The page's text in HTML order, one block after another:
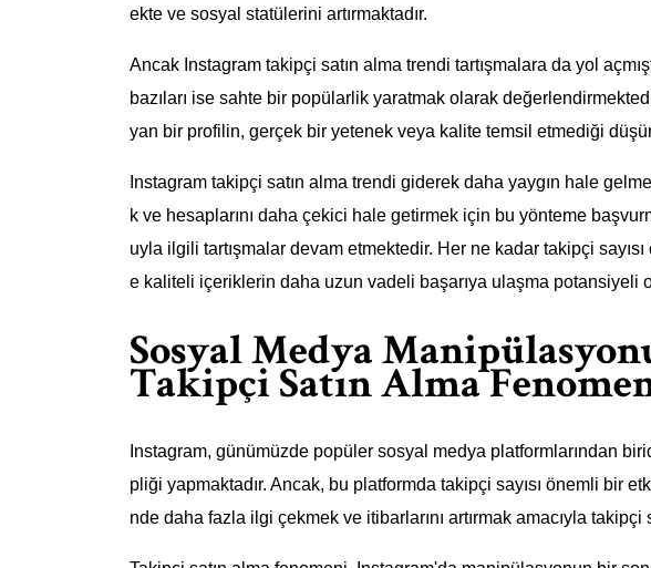
ekte ve sosyal statülerini artırmaktadır.
Ancak Instagram takipçi satın alma trendi tartışmalara da yol
bazıları ise sahte bir popülarlik yaratmak olarak
yan bir profilin, gerçek bir yetenek veya kalite temsil etmediği
Instagram takipçi satın alma trendi giderek daha yaygın hale
k ve hesaplarını daha çekici hale getirmek için bu yönteme
uyla ilgili tartışmalar devam etmektedir. Her ne kadar takipçi
e kaliteli içeriklerin daha uzun vadeli başarıya ulaşma potansiyeli
Sosyal Medya
Takipçi Satın Alma
Instagram, günümüzde popüler sosyal medya platformlarından
pliği yapmaktadır. Ancak, bu platformda takipçi sayısı önemli bir
nde daha fazla ilgi çekmek ve itibarlarını artırmak amacıyla takipçi